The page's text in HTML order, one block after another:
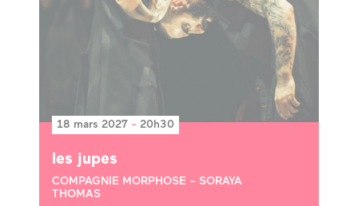
18 mars 2027 - 20h30
les jupes
COMPAGNIE MORPHOSE – SORAYA
THOMAS